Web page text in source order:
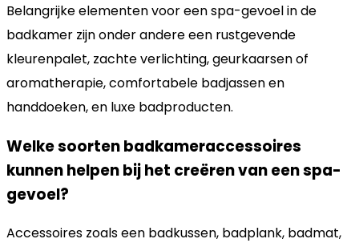
Belangrijke elementen voor een spa-gevoel in de
badkamer zijn onder andere een rustgevende
kleurenpalet, zachte verlichting, geurkaarsen of
aromatherapie, comfortabele badjassen en
handdoeken, en luxe badproducten.
Welke soorten badkameraccessoires
kunnen helpen bij het creëren van een spa-
gevoel?
Accessoires zoals een badkussen, badplank, badmat,